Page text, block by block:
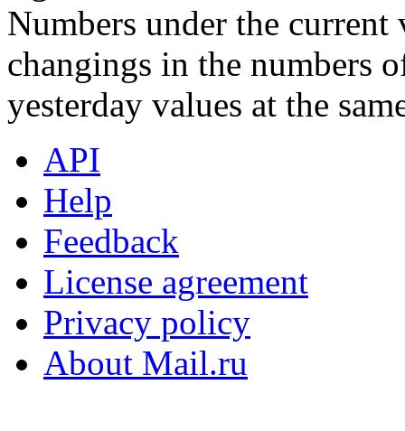
Numbers under the
changings in the numbers
yesterday values at the
API
Help
Feedback
License agreement
Privacy policy
About Mail.ru